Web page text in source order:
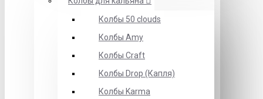
Колбы 50 clouds
Колбы Amy
Колбы Craft
Колбы Drop (Капля)
Колбы Karma